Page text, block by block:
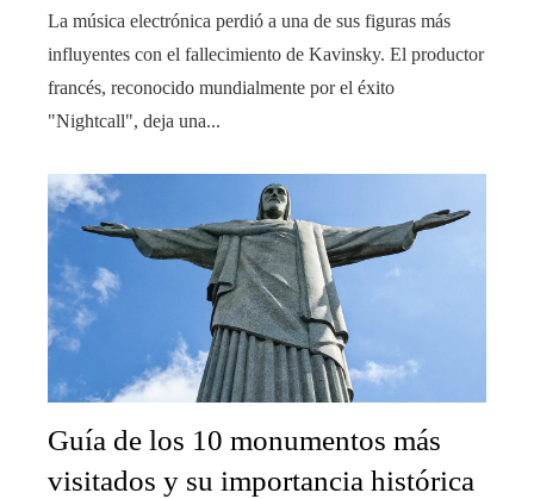
La música electrónica perdió a una de sus figuras más
influyentes con el fallecimiento de Kavinsky. El productor
francés, reconocido mundialmente por el éxito
"Nightcall", deja una...
Guía de los 10 monumentos más
visitados y su importancia histórica